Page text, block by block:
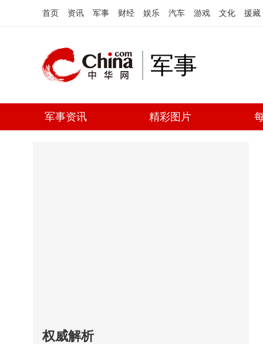
首页 资讯 军事 财经 娱乐 汽车 游戏 文化 援藏
军事
军事资讯 精彩图片
权威解析